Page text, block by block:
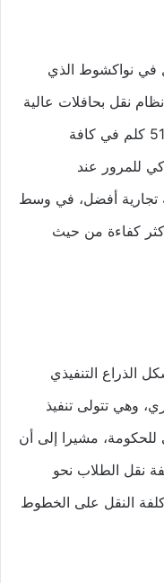
في نواكشوط الذي
نقل بحافلات عالية
الخدمة، على مسارات محجوزة بطول 51 كلم في كافة
للمرور عند
تجارية أفضل، في وسط
كفاءة من حيث
الذراع التنفيذي
وهي تتولى تنفيذ
مشيرا إلى أن
90% من تكلفة نقل الطلاب نحو
وما يناهز 80% من كلفة النقل على الخطوط